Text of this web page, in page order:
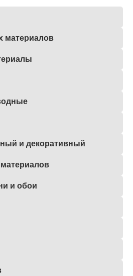
материалов
и декоративный
и обои